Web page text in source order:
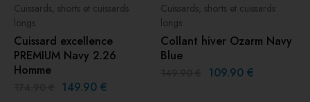
Cuissards, shorts et cuissards
longs
Cuissard excellence
PREMIUM Navy 2.26
Homme
149.90 €
Cuissards, shorts et cuissards
longs
Collant hiver Ozarm Navy
Blue
109.90 €